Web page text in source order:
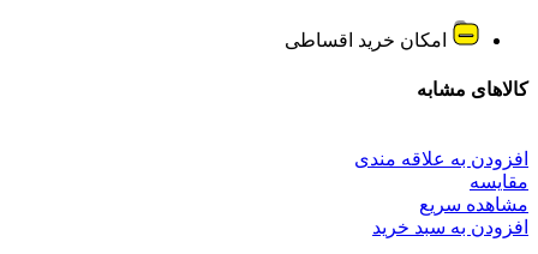
امکان خرید اقساطی
کالاهای مشابه
افزودن به علاقه مندی
مقایسه
مشاهده سریع
افزودن به سبد خرید